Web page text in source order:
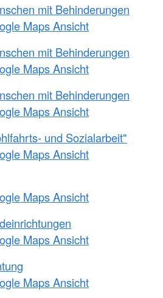
mit Behinderungen
Maps Ansicht
mit Behinderungen
Maps Ansicht
mit Behinderungen
Maps Ansicht
und Sozialarbeit"
Maps Ansicht
Maps Ansicht
Maps Ansicht
Maps Ansicht